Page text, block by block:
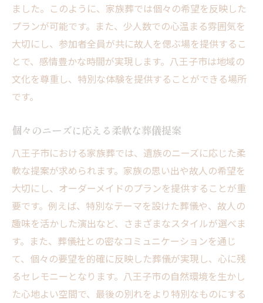
ました。このように、家族葬では個々の希望を反映した
プランが可能です。また、少人数での心温まる雰囲気を
大切にし、参加者全員が共に故人を偲ぶ場を提供するこ
とで、感情豊かな時間が実現します。八王子市は地域の
文化を尊重し、特別な体験を提供することができる場所
です。
個々のニーズに応える柔軟な葬儀提案
八王子市における家族葬では、遺族のニーズに応じた柔
軟な提案が求められます。家族の思い出や故人の希望を
大切にし、オーダーメイドのプランを提供することが重
要です。例えば、特別なテーマを設けた葬儀や、故人の
趣味を活かした演出など、さまざまなスタイルが選べま
す。また、葬儀社との密なコミュニケーションを通じ
て、個々の要望を的確に反映した葬儀が実現し、心に残
るセレモニーとなります。八王子市の自然環境を生かし
た心地よい空間で、最後の別れをより特別なものにする